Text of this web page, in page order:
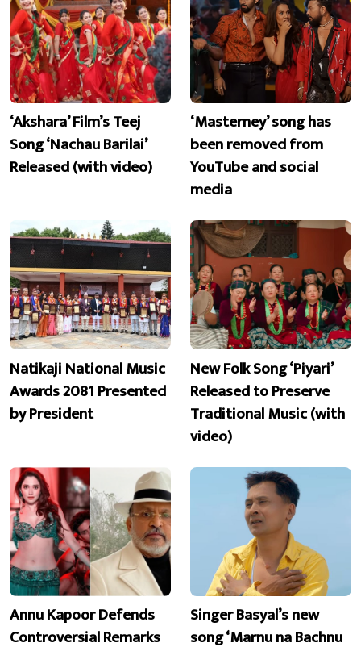
‘Akshara’ Film’s Teej
Song ‘Nachau Barilai’
Released (with video)
‘Masterney’ song has
been removed from
YouTube and social
media
Natikaji National Music
Awards 2081 Presented
by President
New Folk Song ‘Piyari’
Released to Preserve
Traditional Music (with
video)
Annu Kapoor Defends
Controversial Remarks
Singer Basyal’s new
song ‘Marnu na Bachnu